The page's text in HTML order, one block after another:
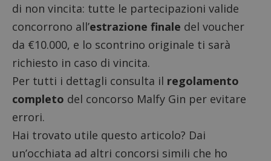
di non vincita: tutte le partecipazioni valide
concorrono all’estrazione finale del voucher
da €10.000, e lo scontrino originale ti sarà
richiesto in caso di vincita.
Per tutti i dettagli consulta il regolamento
completo del concorso Malfy Gin per evitare
errori.
Hai trovato utile questo articolo? Dai
un’occhiata ad altri concorsi simili che ho